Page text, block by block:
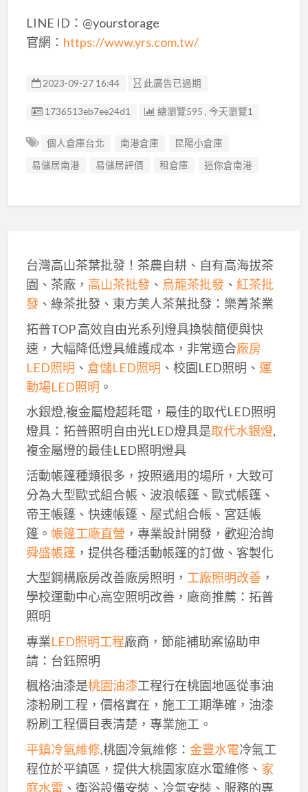
LINE ID：@yourstorage
官網： https://www.yrs.com.tw/
2023-09-27 16:44 此廣告已過期
廣告编號
1736513eb7ee24d1 總瀏覽595 , 今天瀏覽1
個人倉庫台北 南港倉庫
昆陽小倉庫
易儲居南港
易儲居評價 租倉庫 迷你倉南港
台灣高山茶葉批發！茶農自耕、自有高海拔茶
園、茶廠， 高山茶批發、 烏龍茶批發、 紅茶批
發、綠茶批發、東方美人茶葉批發：樂菁茶業
拓普TOP 高效自由光系列燈具換裝簡便與快
速，大幅降低燈具維護成本，非常適合廠房
LED照明 、 倉儲LED照明 、校園LED照明、 運
動場LED照明 。
水銀燈,複金屬燈超耗電，最佳的取代LED照明
燈具：拓普照明自由光LED燈具是取代水銀燈,
複金屬燈的最佳LED照明燈具
活動帳篷種類很多，按照適用的場所，大致可
分為大型歐式組合帳、波浪帳篷、歐式帳篷、
帝王帳篷、快速帳篷、屋式組合帳、宮廷帳
篷。 帳篷工廠直營 ，專業設計開發，歡迎洽詢
舜盛帳篷，提供各種活動帳篷的訂做、客製化
大型鋼構廠房改善廠房照明， 工廠照明改善，
學校運動中心高空照明改善，廠商推薦：拓普
照明
專業LED照明工程廠商，節能補助案協助申
請：台鈺照明
楓格油漆是桃園油漆工程行在桃園地區從事油
漆粉刷工程，價格實在，施工工期準確，油漆
粉刷工程價目表清楚，專業施工。
平鎮冷氣維修,桃園冷氣維修： 金豐水電冷氣工
程位於平鎮區，提供大桃園家庭水電維修、 家
庭水電、衛浴設備安裝、冷氣安裝、服務的專